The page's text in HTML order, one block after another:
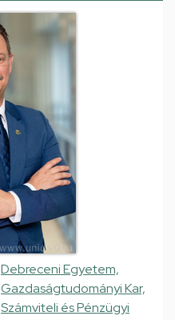
Debreceni Egyetem,
Gazdaságtudományi Kar,
Számviteli és Pénzügyi